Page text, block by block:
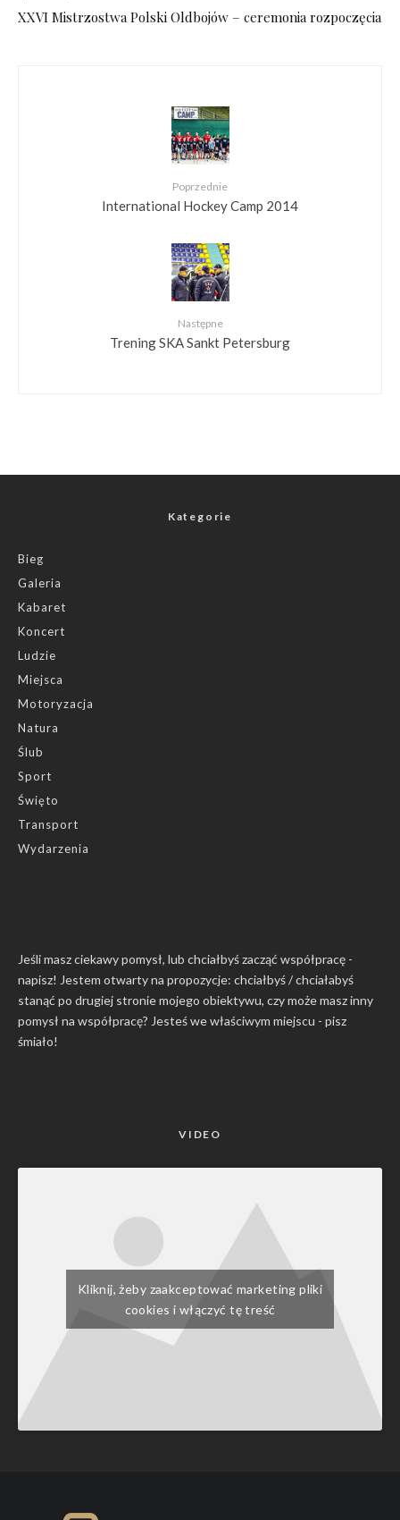
XXVI Mistrzostwa Polski Oldbojów – ceremonia rozpoczęcia
Poprzednie
International Hockey Camp 2014
Następne
Trening SKA Sankt Petersburg
Kategorie
Bieg
Galeria
Kabaret
Koncert
Ludzie
Miejsca
Motoryzacja
Natura
Ślub
Sport
Święto
Transport
Wydarzenia
Jeśli masz ciekawy pomysł, lub chciałbyś zacząć współpracę -
napisz! Jestem otwarty na propozycje: chciałbyś / chciałabyś
stanąć po drugiej stronie mojego obiektywu, czy może masz inny
pomysł na współpracę? Jesteś we właściwym miejscu - pisz
śmiało!
VIDEO
Kliknij, żeby zaakceptować marketing pliki
cookies i włączyć tę treść